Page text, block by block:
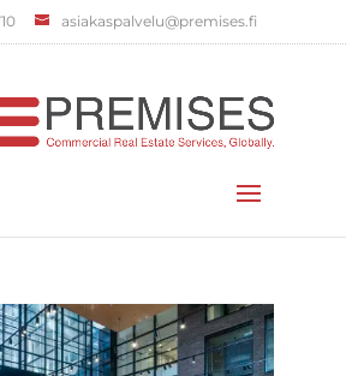
asiakaspalvelu@premises.fi